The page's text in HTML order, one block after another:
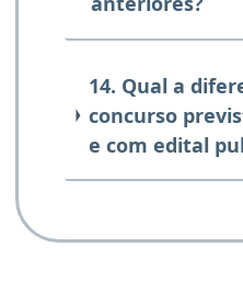
14. Qual a
concurso
e com edital